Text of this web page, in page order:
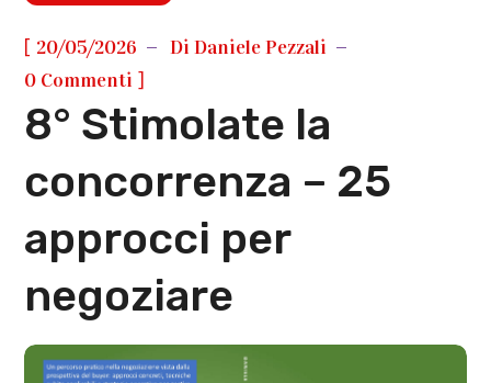
[ 20/05/2026 DiDaniele Pezzali
0 Commenti ]
8° Stimolate la
concorrenza – 25
approcci per
negoziare